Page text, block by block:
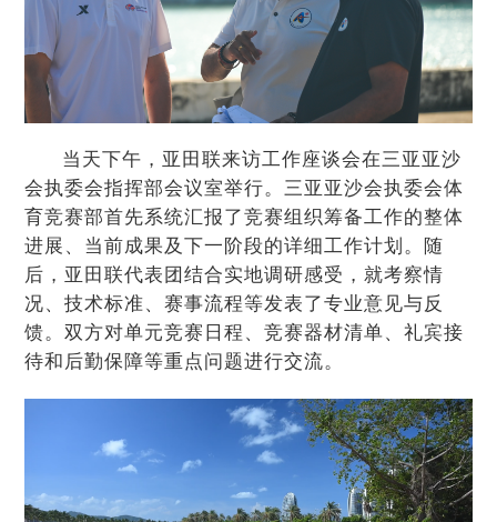
当天下午，亚田联来访工作座谈会在三亚亚沙
会执委会指挥部会议室举行。三亚亚沙会执委会体
育竞赛部首先系统汇报了竞赛组织筹备工作的整体
进展、当前成果及下一阶段的详细工作计划。随
后，亚田联代表团结合实地调研感受，就考察情
况、技术标准、赛事流程等发表了专业意见与反
馈。双方对单元竞赛日程、竞赛器材清单、礼宾接
待和后勤保障等重点问题进行交流。